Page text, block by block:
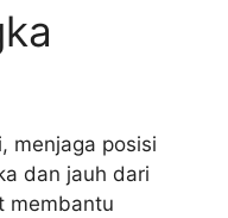
menjaga posisi
dan jauh dari
membantu